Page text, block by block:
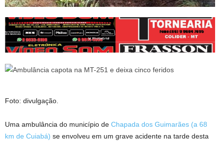
Foto: divulgação.
Uma ambulância do município de Chapada dos Guimarães (a 68
km de Cuiabá) se envolveu em um grave acidente na tarde desta